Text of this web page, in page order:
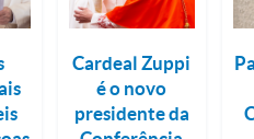
Cardeal Zuppi
é o novo
presidente da